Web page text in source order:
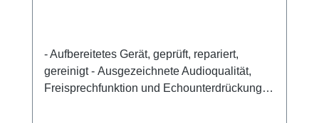
- Aufbereitetes Gerät, geprüft, repariert,
gereinigt - Ausgezeichnete Audioqualität,
Freisprechfunktion und Echounterdrückung